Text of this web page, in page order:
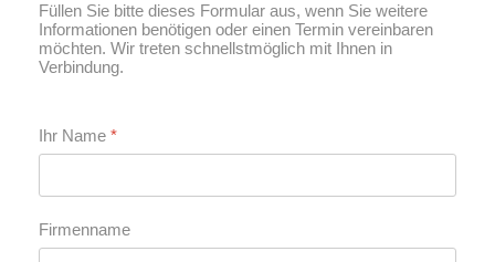
Füllen Sie bitte dieses Formular aus, wenn Sie weitere
Informationen benötigen oder einen Termin vereinbaren
möchten. Wir treten schnellstmöglich mit Ihnen in
Verbindung.
Ihr Name *
Firmenname